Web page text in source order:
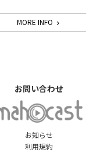
MORE INFO
お知らせ
利用規約
お問い合わせ